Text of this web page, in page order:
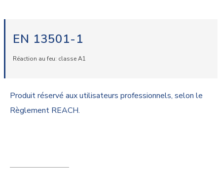
EN 13501-1
Réaction au feu: classe A1
Produit réservé aux utilisateurs professionnels, selon le
Règlement REACH.